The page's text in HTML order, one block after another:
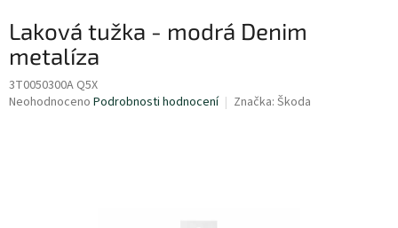
Laková tužka - modrá Denim
metalíza
3T0050300A Q5X
Průměrné
Neohodnoceno Podrobnosti hodnocení Značka: Škoda